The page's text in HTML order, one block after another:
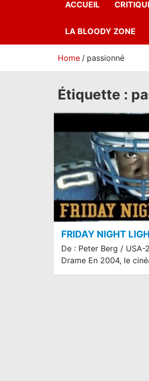
ACCUEIL
LA BLOODY ZONE
Home passionné
Étiquette :
FRIDAY NIGHT
De : Peter Berg / USA-
Drame En 2004, le